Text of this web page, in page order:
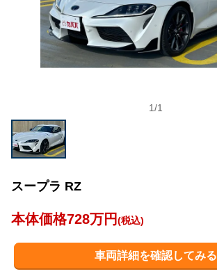
1/1
スープラ RZ
本体価格728万円(税込)
車両詳細を確認してみる